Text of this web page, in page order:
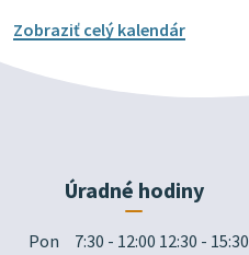
Zobraziť celý kalendár
Úradné hodiny
Pon
7:30 - 12:00 12:30 - 15:30